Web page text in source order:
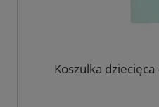
Koszulka